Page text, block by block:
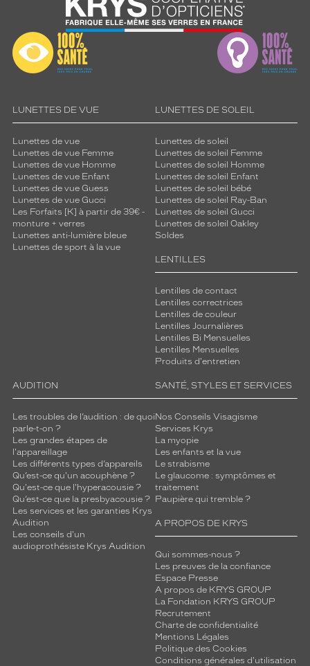
LUNETTES DE VUE
Lunettes de vue
Lunettes de vue Femme
Lunettes de vue Homme
Lunettes de vue Enfant
Lunettes de vue Guess
Lunettes de vue Gucci
Les Forfaits [K] à partir de 39€ -
monture + verres
Lunettes anti-lumière bleue
Lunettes de sport à la vue
LUNETTES DE SOLEIL
Lunettes de soleil
Lunettes de soleil Femme
Lunettes de soleil Homme
Lunettes de soleil Enfant
Lunettes de soleil bébé
Lunettes de soleil Ray-Ban
Lunettes de soleil Gucci
Lunettes de soleil Oakley
Soldes
LENTILLES
Lentilles de contact
Lentilles correctrices
Lentilles de couleur
Lentilles Journalières
Lentilles Bi Mensuelles
Lentilles Mensuelles
Produits d'entretien
AUDITION
Les troubles de l’audition : de quoi
parle-t-on ?
Les grandes étapes de
l'appareillage
Les différents types d’appareils
Qu’est-ce qu'un acouphène ?
Qu'est-ce que l'hyperacousie ?
Qu’est-ce que la presbyacousie ?
Les services et les garanties Krys
Audition
Les conseils d'un
audioprothésiste Krys Audition
SANTÉ, STYLES ET SERVICES
Nos Conseils Visagisme
Services Krys
La myopie
Les enfants et la vue
Le strabisme
Le glaucome : symptômes et
traitement
Paupière qui tremble ?
A PROPOS DE KRYS
Qui sommes-nous ?
Les preuves de la confiance
Espace Presse
A propos de KRYS GROUP
La Fondation KRYS GROUP
Recrutement
Charte de confidentialité
Mentions Légales
Politique des Cookies
Conditions générales d'utilisation